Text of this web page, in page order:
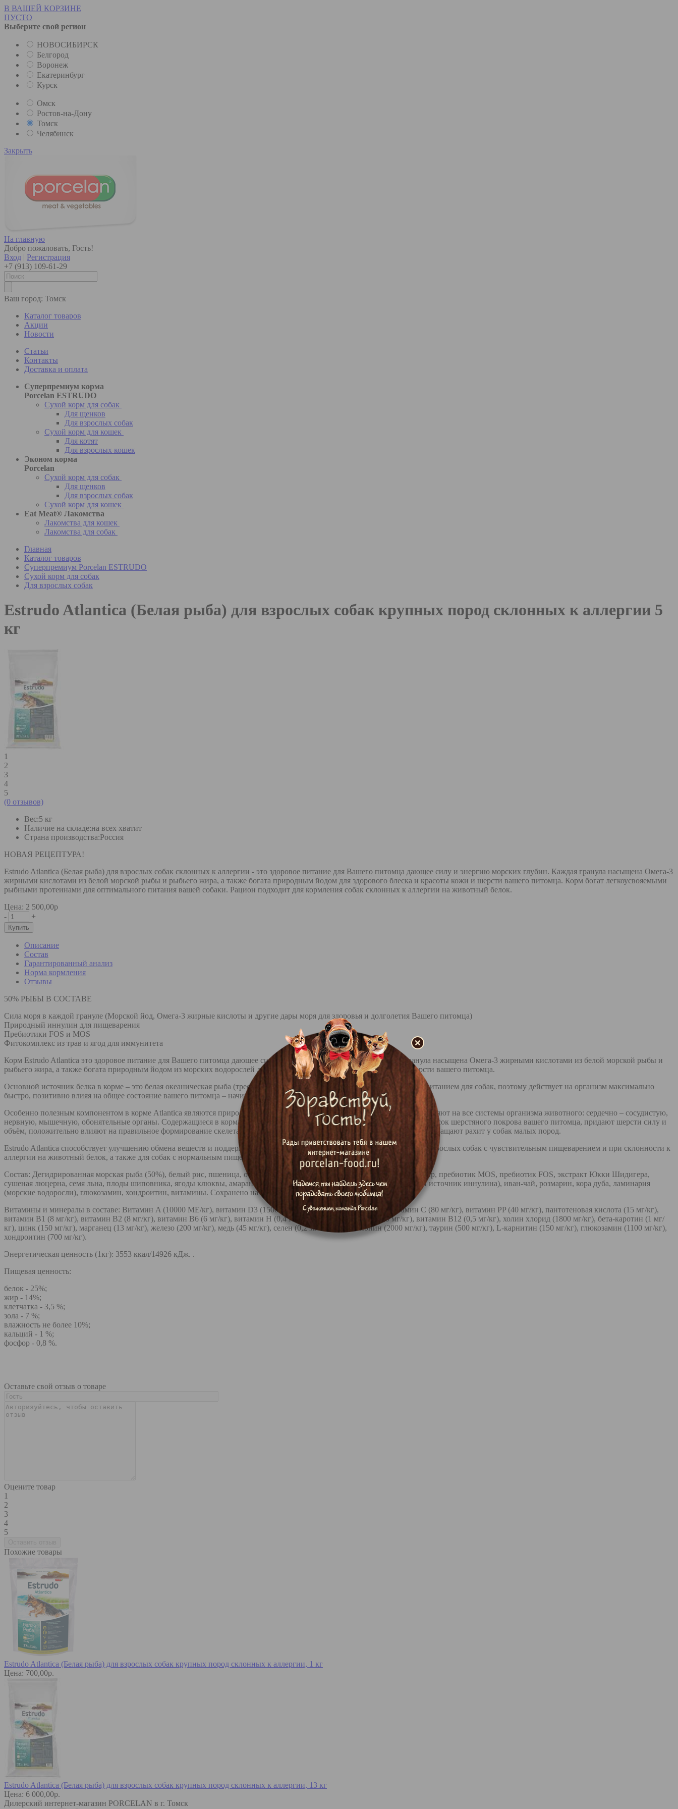
В ВАШЕЙ КОРЗИНЕ
ПУСТО
Выберите свой регион
НОВОСИБИРСК
Белгород
Воронеж
Екатеринбург
Курск
Омск
Ростов-на-Дону
Томск
Челябинск
Закрыть
На главную
Добро пожаловать, Гость!
Вход | Регистрация
+7 (913) 109-61-29
Ваш город: Томск
Каталог товаров
Акции
Новости
Статьи
Контакты
Доставка и оплата
Суперпремиум корма
Porcelan ESTRUDO
Сухой корм для собак
Для щенков
Для взрослых собак
Сухой корм для кошек
Для котят
Для взрослых кошек
Эконом корма
Porcelan
Сухой корм для собак
Для щенков
Для взрослых собак
Сухой корм для кошек
Eat Meat® Лакомства
Лакомства для кошек
Лакомства для собак
Главная
Каталог товаров
Суперпремиум Porcelan ESTRUDO
Сухой корм для собак
Для взрослых собак
Estrudo Atlantica (Белая рыба) для взрослых собак крупных пород склонных к аллергии 5
кг
1
2
3
4
5
(0 отзывов)
Вес:5 кг
Наличие на складе:на всех хватит
Страна производства:Россия
НОВАЯ РЕЦЕПТУРА!
Estrudo Atlantica (Белая рыба) для взрослых собак склонных к аллергии - это здоровое питание для Вашего питомца дающее силу и энергию морских глубин. Каждая гранула насыщена Омега-3
жирными кислотами из белой морской рыбы и рыбьего жира, а также богата природным йодом для здорового блеска и красоты кожи и шерсти вашего питомца. Корм богат легкоусвояемыми
рыбными протеинами для оптимального питания вашей собаки. Рацион подходит для кормления собак склонных к аллергии на животный белок.
Цена: 2 500,00р
-
+
Описание
Состав
Гарантированный анализ
Норма кормления
Отзывы
50% РЫБЫ В СОСТАВЕ
Сила моря в каждой грануле (Морской йод, Омега-3 жирные кислоты и другие дары моря для здоровья и долголетия Вашего питомца)
Природный иннулин для пищеварения
Пребиотики FOS и MOS
Фитокомплекс из трав и ягод для иммунитета
Корм Estrudo Atlantica это здоровое питание для Вашего питомца дающее силу и энергию морских глубин. Каждая гранула насыщена Омега-3 жирными кислотами из белой морской рыбы и
рыбьего жира, а также богата природным йодом из морских водорослей для здорового блеска и природной красоты шерсти вашего питомца.
Основной источник белка в корме – это белая океаническая рыба (треска и сельдь). Белая рыба является легкоусвояемым питанием для собак, поэтому действует на организм максимально
быстро, позитивно влияя на общее состояние вашего питомца – начиная от настроения и заканчивая мышечным тонусом.
Особенно полезным компонентом в корме Atlantica являются природные рыбные масла Омега-3, которые положительно влияют на все системы организма животного: сердечно – сосудистую,
нервную, мышечную, обонятельные органы. Содержащиеся в кормах Atlantica полезные вещества напитывают каждый волосок шерстяного покрова вашего питомца, придают шерсти силу и
объём, положительно влияют на правильное формирование скелета и поддержание целостности и крепости костей, предотвращают рахит у собак малых пород.
Estrudo Atlantica способствует улучшению обмена веществ и поддержанию идеального веса. Рацион хорошо подходит для взрослых собак с чувствительным пищеварением и при склонности к
аллергии на животный белок, а также для собак с нормальным пищеварением в качестве разнообразия питания.
Состав: Дегидрированная морская рыба (50%), белый рис, пшеница, отруби растительные, масло подсолнечное, рыбий жир, пребиотик MOS, пребиотик FOS, экстракт Юкки Шидигера,
сушеная люцерна, семя льна, плоды шиповника, ягоды клюквы, амарант, корень цикория (натуральный пребиотик FOS и источник иннулина), иван-чай, розмарин, кора дуба, ламинария
(морские водоросли), глюкозамин, хондроитин, витамины. Сохранено натуральным токоферолом (витамин Е).
Витамины и минералы в составе: Витамин A (10000 МЕ/кг), витамин D3 (1500 МЕ/кг), витамин E (150 мг/кг), витамин С (80 мг/кг), витамин PP (40 мг/кг), пантотеновая кислота (15 мг/кг),
витамин B1 (8 мг/кг), витамин B2 (8 мг/кг), витамин B6 (6 мг/кг), витамин Н (0,4 мг/кг), фолиевая кислота (0,5 мг/кг), витамин B12 (0,5 мг/кг), холин хлорид (1800 мг/кг), бета-каротин (1 мг/
кг), цинк (150 мг/кг), марганец (13 мг/кг), железо (200 мг/кг), медь (45 мг/кг), селен (0,2 мг/кг), DL-метионин (2000 мг/кг), таурин (500 мг/кг), L-карнитин (150 мг/кг), глюкозамин (1100 мг/кг),
хондроитин (700 мг/кг).
Энергетическая ценность (1кг): 3553 ккал/14926 кДж. .
Пищевая ценность:
белок - 25%;
жир - 14%;
клетчатка - 3,5 %;
зола - 7 %;
влажность не более 10%;
кальций - 1 %;
фосфор - 0,8 %.
Оставьте свой отзыв о товаре
Оцените товар
1
2
3
4
5
Похожие товары
Estrudo Atlantica (Белая рыба) для взрослых собак крупных пород склонных к аллергии, 1 кг
Цена: 700,00р.
Estrudo Atlantica (Белая рыба) для взрослых собак крупных пород склонных к аллергии, 13 кг
Цена: 6 000,00р.
Дилерский интернет-магазин PORCELAN в г. Томск